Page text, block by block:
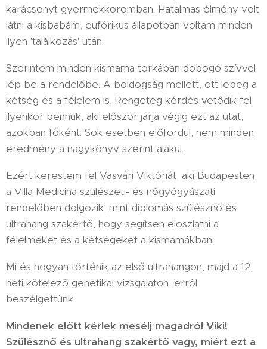
karácsonyt gyermekkoromban. Hatalmas élmény volt
látni a kisbabám, eufórikus állapotban voltam minden
ilyen 'találkozás' után.
Szerintem minden kismama torkában dobogó szívvel
lép be a rendelőbe. A boldogság mellett, ott lebeg a
kétség és a félelem is. Rengeteg kérdés vetődik fel
ilyenkor bennük, aki először járja végig ezt az utat,
azokban főként. Sok esetben előfordul, nem minden
eredmény a nagykönyv szerint alakul.
Ezért kerestem fel Vasvári Viktóriát, aki Budapesten,
a Villa Medicina szülészeti- és nőgyógyászati
rendelőben dolgozik, mint diplomás szülésznő és
ultrahang szakértő, hogy segítsen eloszlatni a
félelmeket és a kétségeket a kismamákban.
Mi és hogyan történik az első ultrahangon, majd a 12.
heti kötelező genetikai vizsgálaton, erről
beszélgettünk.
Mindenek előtt kérlek mesélj magadról Viki!
Szülésznő és ultrahang szakértő vagy, miért ezt a